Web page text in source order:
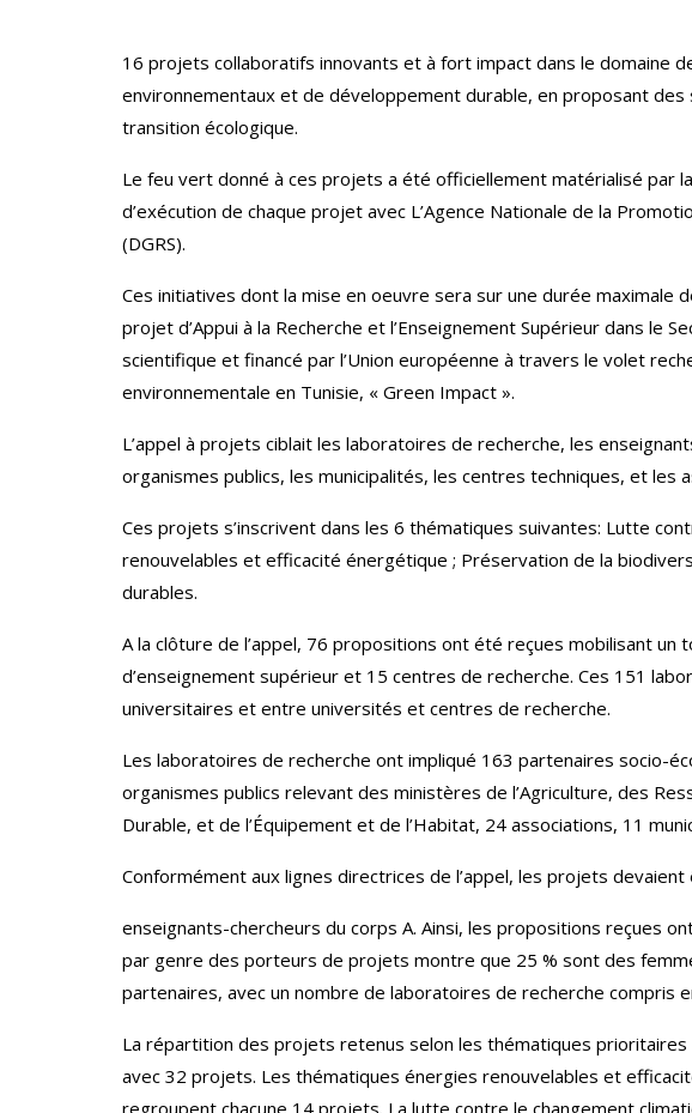
16 projets collaboratifs innovants et à fort impact dans le domaine
environnementaux et de développement durable, en proposant
transition écologique.
Le feu vert donné à ces projets a été officiellement matérialisé par
d’exécution de chaque projet avec L’Agence Nationale de la
(DGRS).
Ces initiatives dont la mise en oeuvre sera sur une durée maximale
projet d’Appui à la Recherche et l’Enseignement Supérieur dans le
scientifique et financé par l’Union européenne à travers le volet
environnementale en Tunisie, « Green Impact ».
L’appel à projets ciblait les laboratoires de recherche, les
organismes publics, les municipalités, les centres techniques, et les
Ces projets s’inscrivent dans les 6 thématiques suivantes: Lutte
renouvelables et efficacité énergétique ; Préservation de la
durables.
A la clôture de l’appel, 76 propositions ont été reçues mobilisant
d’enseignement supérieur et 15 centres de recherche. Ces 151
universitaires et entre universités et centres de recherche.
Les laboratoires de recherche ont impliqué 163 partenaires socio-
organismes publics relevant des ministères de l’Agriculture, des
Durable, et de l’Équipement et de l’Habitat, 24 associations, 11
Conformément aux lignes directrices de l’appel, les projets
enseignants-chercheurs du corps A. Ainsi, les propositions reçues
par genre des porteurs de projets montre que 25 % sont des
partenaires, avec un nombre de laboratoires de recherche
La répartition des projets retenus selon les thématiques
avec 32 projets. Les thématiques énergies renouvelables et
regroupent chacune 14 projets. La lutte contre le changement